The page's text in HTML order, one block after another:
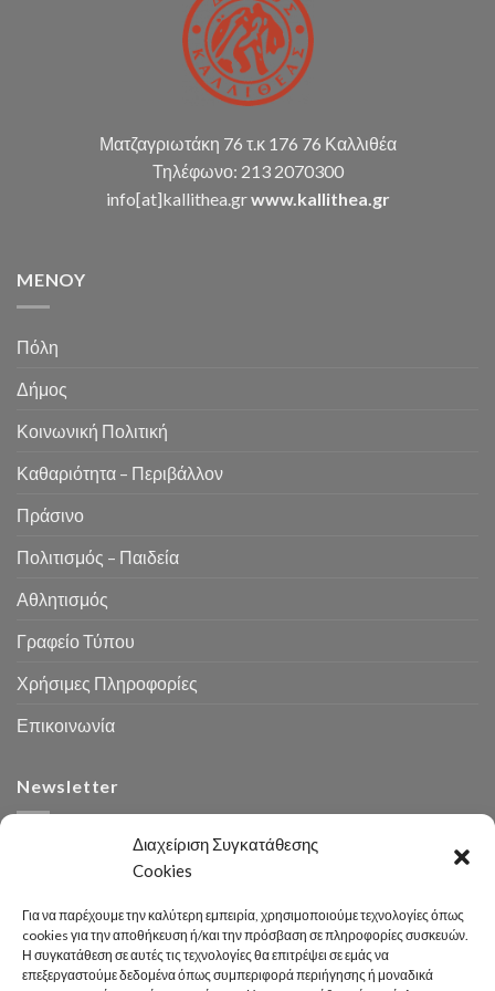
Διαχείριση Συγκατάθεσης
Cookies
Για να παρέχουμε την καλύτερη εμπειρία, χρησιμοποιούμε τεχνολογίες όπως
cookies για την αποθήκευση ή/και την πρόσβαση σε πληροφορίες συσκευών.
Η συγκατάθεση σε αυτές τις τεχνολογίες θα επιτρέψει σε εμάς να
επεξεργαστούμε δεδομένα όπως συμπεριφορά περιήγησης ή μοναδικά
Ματζαγριωτάκη 76 τ.κ 176 76 Καλλιθέα
Τηλέφωνο: 213 2070300
info[at]kallithea.grwww.kallithea.gr
MENOY
Πόλη
Δήμος
Κοινωνική Πολιτική
Καθαριότητα – Περιβάλλον
Πράσινο
Πολιτισμός – Παιδεία
Αθλητισμός
Γραφείο Τύπου
Χρήσιμες Πληροφορίες
Επικοινωνία
Newsletter
Αναζήτηση